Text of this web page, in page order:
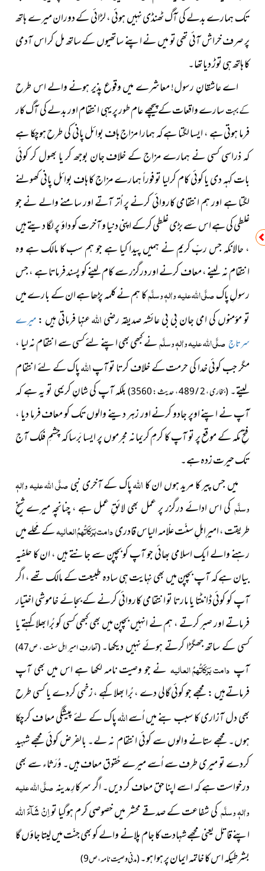
تک ہمارے بدلے کی آگ ٹھنڈی نہیں ہوئی ، لڑائی کے دوران میرے ہاتھ
پر صرف خراش آئی تھی تو میں نے اپنے ساتھیوں کے ساتھ مل کر اس آدمی
کا ہاتھ ہی توڑ دیا تھا۔
اے عاشقانِ رسول! معاشرے میں وقوع پذیر ہونے والے اس طرح
کے بہتسارے واقعات کے پیچھے عام طور پر یہی انتقام اور بدلے کی آگ کار
فرما ہوتی ہے ، ایسا لگتا ہے کہ ہمارا مزاج ہاف بوائل پانی کی طرح ہوچکا ہے
کہ ذراسی کسی نے ہمارے مزاج کے خلاف جان بوجھ کر یا بھول کر کوئی
بات کہہ دی یا کوئی کام کرلیا تو فوراً ہمارے مزاج کا ہاف بوائل پانی کھولنے
لگتا ہے اور ہم انتقامی کاروائی کرنے پر اُتر آتے اور سامنے والے نے جو
غلطی کی ہے اس سے بڑی غلطی کرکے اپنی دنیا و آخرت کو داؤ پر لگا دیتے ہیں
، حالانکہ جس ربِّ کریم نے ہمیں پیدا کیا ہے جو ہم سب کا مالک ہے وہ
انتقام نہ لینے ، معاف کرنے اور درگزر سے کام لینے کو پسند فرماتا ہے ، جس
رسولِ پاکصلَّی اللہ علیہ واٰلہٖ وسلَّمکا ہم نے کلمہ پڑھا ہے ان کے بارے میں
تو مؤمنوں کی امی جان بی بی عائشہ صدیقہرضیاللہعنہافرماتی ہیں : میرے
سرتاج صلَّی اللہ علیہ واٰلہٖ وسلَّمنے کبھی بھی اپنے لئے کسی سے انتقام نہ لیا ،
مگر جبکوئی خدا کی حرمت کے خلاف کرتا تو آپاللہپاک کے لئے انتقام
لیتے۔(بخاری ، 2 / 489 ، حدیث : 3560)
بلکہ آپ کی شانِ کریمی تو یہ ہے کہ
آپ نے اپنے اوپر جادو کرنے اور زہر دینے والوں تک کو معاف فرما دیا ،
فتحِ مکہ کے موقع پر تو آپ کا کرمِ کریمانہ مجرموں پر ایسا بَرسا کہ چشمِ فلک آج
تک حیرت زدہ ہے۔
میں جس پیر کا مرید ہوں ان کااللہپاک کے آخری نبیصلَّی اللہ علیہ واٰلہٖ
وسلَّم کی اس ادائے درگزر پر عمل بھی لائقِ عمل ہے ، چنانچہ میرے شیخِ
طریقت ، امیرِاہلِ سنّت علّامہ الیاس قادریدامت بَرَکَاتُہمُ العالیہکے مَحلے میں
رہنے والے ایک اسلامی بھائی جو آپ کو بچپن سے جانتے ہیں ، ان کا حلفیہ
بیان ہے کہ آپ بچپن میں بھی نہایت ہی سادہ طبیعت کے مالک تھے ، اگر
آپ کو کوئی ڈانٹتا یا مارتا تو انتقامی کاروائی کرنے کے بجائے خاموشی اختیار
فرماتے اور صبر کرتے ، ہم نے انہیں بچپن میں بھی کبھی کسی کو بُرا بھلا کہتے یا
کسی کے ساتھ جھگڑا کرتے ہوئے نہیں دیکھا۔(تعارفِ امیر اہل سنت ، ص47)
آپ دامت بَرَکَاتُہمُ العالیہ نے جو وصیت نامہ لکھا ہے اس میں بھی آپ
فرماتےہیں : مجھے جو کوئی گالی دے ، بُرا بھلا کہے ، زخمی کردے یا کسی طرح
بھی دل آزاری کا سبب بنے میں اُسےاللہپاک کے لئے پیشگی معا ف کرچکا
ہوں۔ مجھے ستانے والوں سے کوئی انتقام نہ لے۔ بالفرض کوئی مجھے شہید
کردے تو میری طرف سے اُسے میرے حُقوق معاف ہیں۔ وُرَثاء سے بھی
درخواست ہے کہ اسے اپنا حق معاف کر دیں۔ اگر سرکارِ مدینہصلَّی اللہ علیہ
واٰلہٖ وسلَّمکی شفاعت کے صدقے محشر میں خصوصی کرم ہوگیا تواِنْ شَآءَ اللہ
اپنے قاتل یعنی مجھے شہادت کا جام پلانے والے کو بھی جنّت میں لیتا جاؤں گا
بشرطیکہ اس کا خاتمہ ایمان پر ہوا ہو۔(مدنی وصیت نامہ ، ص9)